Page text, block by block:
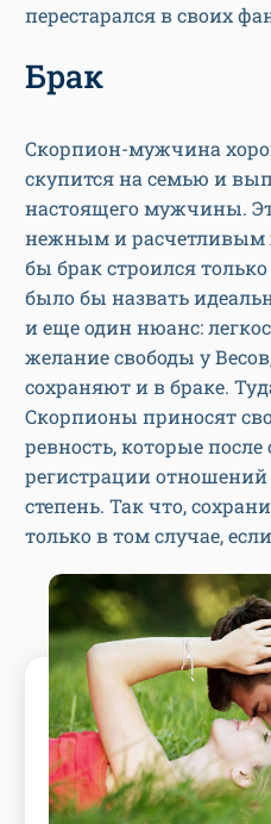
перестарался в своих
Брак
Скорпион-мужчина
скупится на семью и
настоящего мужчины.
нежным и
бы брак строился
было бы назвать
и еще один нюанс:
желание свободы у
сохраняют и в браке.
Скорпионы приносят
ревность, которые
регистрации
степень. Так что,
только в том случае,